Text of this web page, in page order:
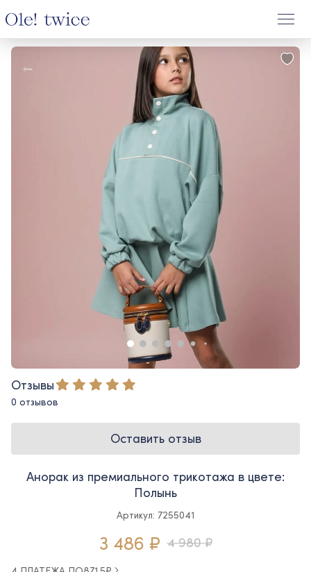
Отзывы
0 отзывов
Оставить отзыв
Анорак из премиального трикотажа в цвете:
Полынь
Артикул: 7255041
3 486 ₽ 4 980 ₽